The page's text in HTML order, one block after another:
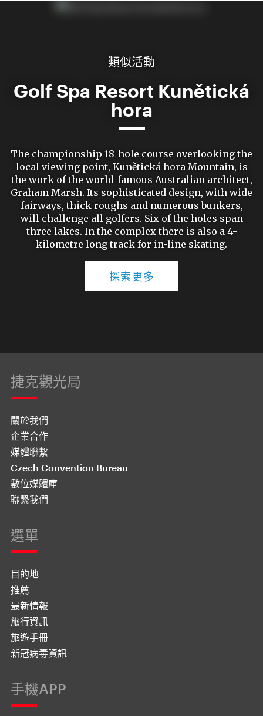
類似活動
Golf Spa Resort Kunětická
hora
The championship 18-hole course overlooking the
local viewing point, Kunětická hora Mountain, is
the work of the world-famous Australian architect,
Graham Marsh. Its sophisticated design, with wide
fairways, thick roughs and numerous bunkers,
will challenge all golfers. Six of the holes span
three lakes. In the complex there is also a 4-
kilometre long track for in-line skating.
探索更多
捷克觀光局
關於我們
企業合作
媒體聯繫
Czech Convention Bureau
數位媒體庫
聯繫我們
選單
目的地
推薦
最新情報
旅行資訊
旅遊手冊
新冠病毒資訊
手機APP